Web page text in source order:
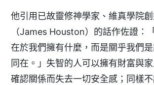
他引用已故靈修神學家、維真學院
（James Houston）的話作佐證：
在於我們擁有什麼，而是關乎我們
同在。」失智的人可以擁有財富與
確認關係而失去一切安全感；同樣